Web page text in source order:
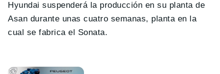
Hyundai suspenderá la producción en su planta de
Asan durante unas cuatro semanas, planta en la
cual se fabrica el Sonata.